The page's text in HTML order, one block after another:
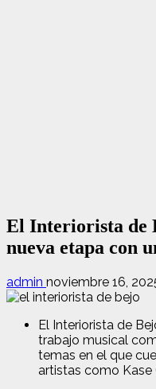
El Interiorista de
nueva etapa con
admin noviembre 16,
El Interiorista de
trabajo musical
temas en el que
artistas como Kase